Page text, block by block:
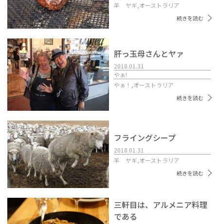
羊 ヤギ,オーストラリア
続きを読む
肝っ玉母さんとヤァ
2018.01.31
やぁ!
やぁ！,オーストラリア
続きを読む
フライングシープ
2018.01.31
羊 ヤギ,オーストラリア
続きを読む
三軒目は、アルメニア料理
である